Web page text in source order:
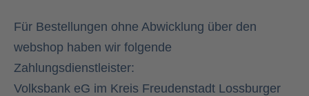
Für Bestellungen ohne Abwicklung über den
webshop haben wir folgende
Zahlungsdienstleister:
Volksbank eG im Kreis Freudenstadt Lossburger